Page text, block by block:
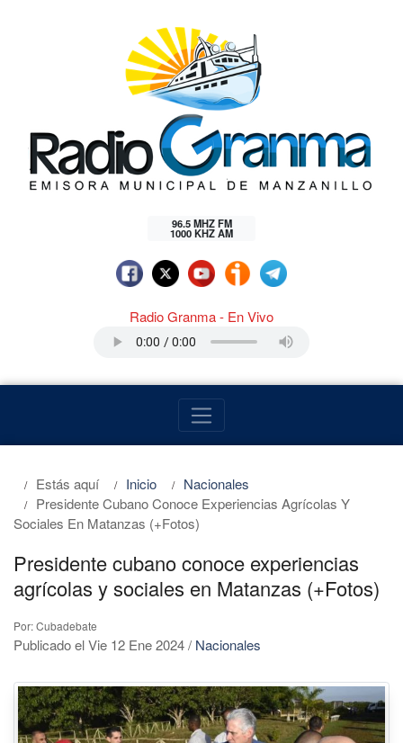
96.5 MHZ FM
1000 KHZ AM
Radio Granma - En Vivo
Estás aquí Inicio
Nacionales
Presidente Cubano Conoce Experiencias Agrícolas Y
Sociales En Matanzas (+Fotos)
Presidente cubano conoce experiencias
agrícolas y sociales en Matanzas (+Fotos)
Por: Cubadebate
Publicado el Vie 12 Ene 2024/ Nacionales